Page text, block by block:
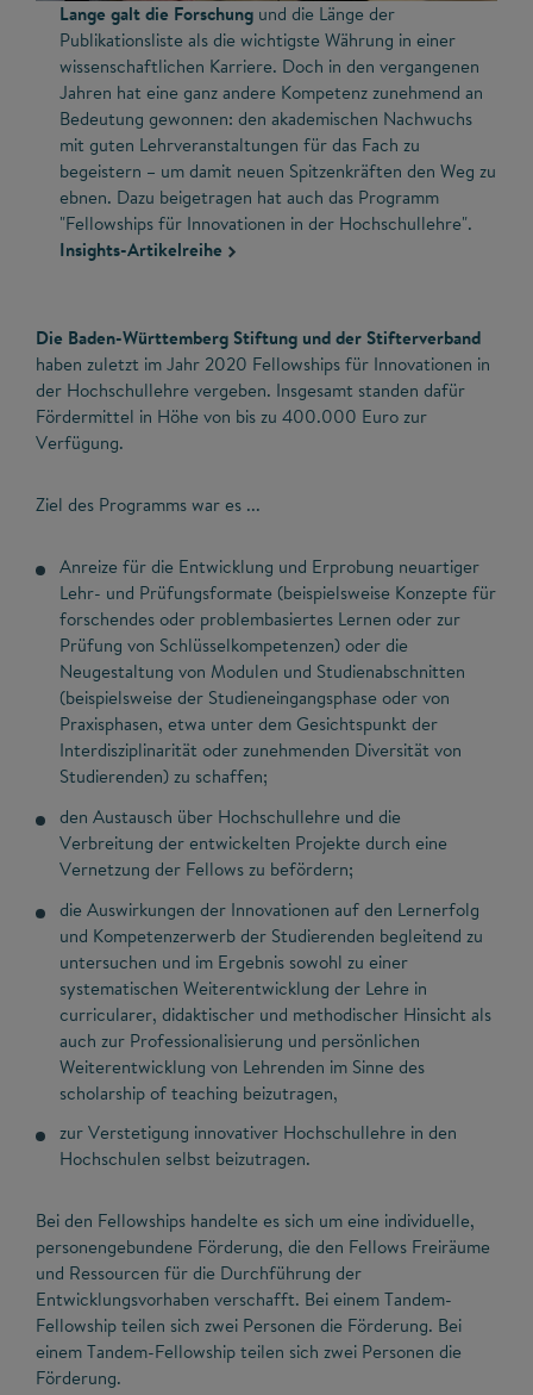
Lange galt die Forschung und die Länge der
Publikationsliste als die wichtigste Währung in einer
wissenschaftlichen Karriere. Doch in den vergangenen
Jahren hat eine ganz andere Kompetenz zunehmend an
Bedeutung gewonnen: den akademischen Nachwuchs
mit guten Lehrveranstaltungen für das Fach zu
begeistern – um damit neuen Spitzenkräften den Weg zu
ebnen. Dazu beigetragen hat auch das Programm
"Fellowships für Innovationen in der Hochschullehre".
Insights-Artikelreihe
Die Baden-Württemberg Stiftung und der Stifterverband
haben zuletzt im Jahr 2020 Fellowships für Innovationen in
der Hochschullehre vergeben. Insgesamt standen dafür
Fördermittel in Höhe von bis zu 400.000 Euro zur
Verfügung.
Ziel des Programms war es ...
Anreize für die Entwicklung und Erprobung neuartiger
Lehr- und Prüfungsformate (beispielsweise Konzepte für
forschendes oder problembasiertes Lernen oder zur
Prüfung von Schlüsselkompetenzen) oder die
Neugestaltung von Modulen und Studienabschnitten
(beispielsweise der Studieneingangsphase oder von
Praxisphasen, etwa unter dem Gesichtspunkt der
Interdisziplinarität oder zunehmenden Diversität von
Studierenden) zu schaffen;
den Austausch über Hochschullehre und die
Verbreitung der entwickelten Projekte durch eine
Vernetzung der Fellows zu befördern;
die Auswirkungen der Innovationen auf den Lernerfolg
und Kompetenzerwerb der Studierenden begleitend zu
untersuchen und im Ergebnis sowohl zu einer
systematischen Weiterentwicklung der Lehre in
curricularer, didaktischer und methodischer Hinsicht als
auch zur Professionalisierung und persönlichen
Weiterentwicklung von Lehrenden im Sinne des
scholarship of teaching beizutragen,
zur Verstetigung innovativer Hochschullehre in den
Hochschulen selbst beizutragen.
Bei den Fellowships handelte es sich um eine individuelle,
personengebundene Förderung, die den Fellows Freiräume
und Ressourcen für die Durchführung der
Entwicklungsvorhaben verschafft. Bei einem Tandem-
Fellowship teilen sich zwei Personen die Förderung. Bei
einem Tandem-Fellowship teilen sich zwei Personen die
Förderung.